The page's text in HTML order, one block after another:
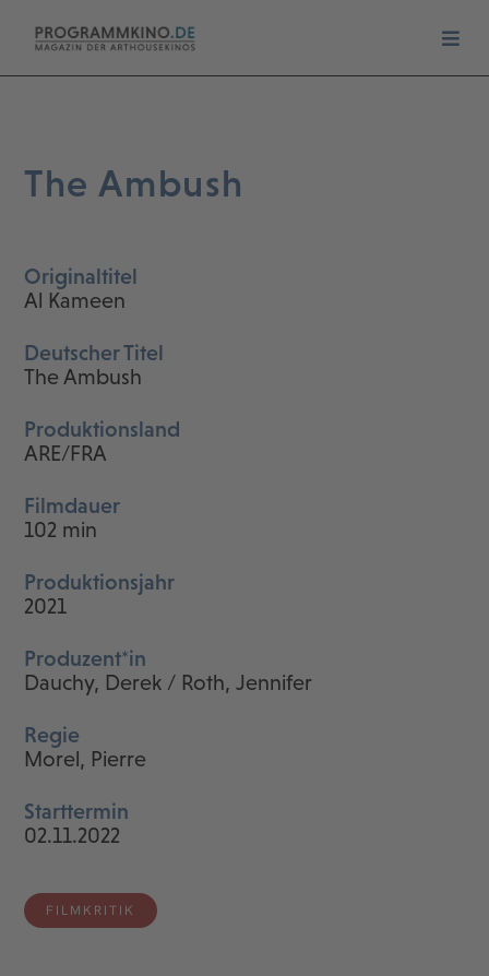
The Ambush
Originaltitel
Al Kameen
Deutscher Titel
The Ambush
Produktionsland
ARE/FRA
Filmdauer
102 min
Produktionsjahr
2021
Produzent*in
Dauchy, Derek / Roth, Jennifer
Regie
Morel, Pierre
Starttermin
02.11.2022
FILMKRITIK